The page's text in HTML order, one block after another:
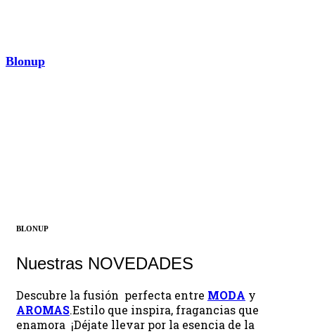
Blonup
BLONUP
Nuestras NOVEDADES
Descubre la fusión perfecta entre MODA y
AROMAS.Estilo que inspira, fragancias que
enamora ¡Déjate llevar por la esencia de la